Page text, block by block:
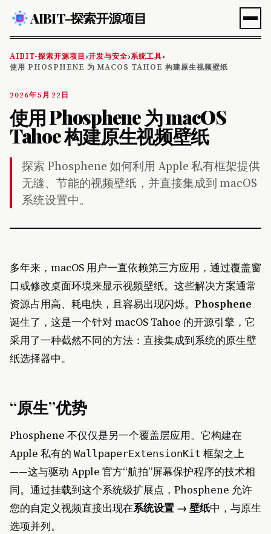
AIBIT-探索开源项目
AIBIT-探索开源项目 ›开发与安全›系统工具›
使用 PHOSPHENE 为 MACOS TAHOE 构建原生视频壁纸
2026年5月22日
使用 Phosphene 为 macOS
Tahoe 构建原生视频壁纸
探索 Phosphene 如何利用 Apple 私有框架提供
无缝、节能的视频壁纸，并直接集成到 macOS
系统设置中。
多年来，macOS 用户一直依赖第三方应用，通过覆盖窗
口或修改桌面环境来显示视频壁纸。这些解决方案通常
资源占用高、耗电快，且容易出现闪烁。 Phosphene
诞生了，这是一个针对 macOS Tahoe 的开源引擎，它
采用了一种截然不同的方法：直接集成到系统的原生壁
纸选择器中。
“原生”优势
Phosphene 不仅仅是另一个覆盖层应用。它构建在
Apple 私有的 WallpaperExtensionKit 框架之上
——这与驱动 Apple 官方“航拍”屏幕保护程序的技术相
同。通过挂载到这个系统级扩展点，Phosphene 允许
您的自定义视频直接出现在系统设置 → 壁纸中，与原生
选项并列。